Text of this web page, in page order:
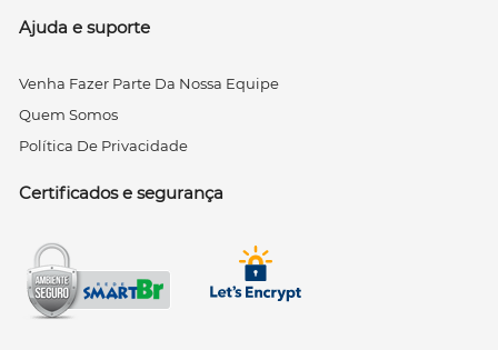
Ajuda e suporte
Venha Fazer Parte Da Nossa Equipe
Quem Somos
Política De Privacidade
Certificados e segurança